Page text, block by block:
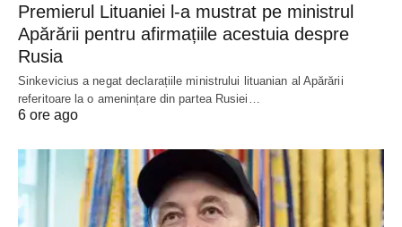
Premierul Lituaniei l-a mustrat pe ministrul
Apărării pentru afirmațiile acestuia despre
Rusia
Sinkevicius a negat declarațiile ministrului lituanian al Apărării
referitoare la o amenințare din partea Rusiei…
6 ore ago